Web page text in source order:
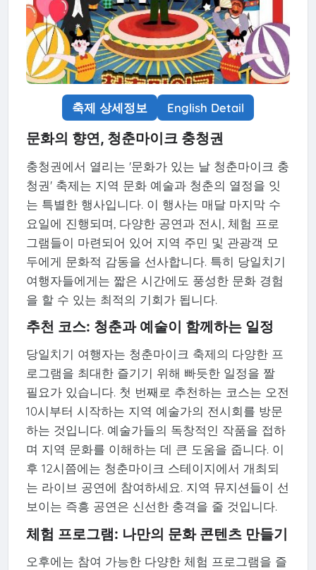
축제 상세정보 English Detail
문화의 향연, 청춘마이크 충청권
충청권에서 열리는 '문화가 있는 날 청춘마이크 충
청권' 축제는 지역 문화 예술과 청춘의 열정을 잇
는 특별한 행사입니다. 이 행사는 매달 마지막 수
요일에 진행되며, 다양한 공연과 전시, 체험 프로
그램들이 마련되어 있어 지역 주민 및 관광객 모
두에게 문화적 감동을 선사합니다. 특히 당일치기
여행자들에게는 짧은 시간에도 풍성한 문화 경험
을 할 수 있는 최적의 기회가 됩니다.
추천 코스: 청춘과 예술이 함께하는 일정
당일치기 여행자는 청춘마이크 축제의 다양한 프
로그램을 최대한 즐기기 위해 빠듯한 일정을 짤
필요가 있습니다. 첫 번째로 추천하는 코스는 오전
10시부터 시작하는 지역 예술가의 전시회를 방문
하는 것입니다. 예술가들의 독창적인 작품을 접하
며 지역 문화를 이해하는 데 큰 도움을 줍니다. 이
후 12시쯤에는 청춘마이크 스테이지에서 개최되
는 라이브 공연에 참여하세요. 지역 뮤지션들이 선
보이는 즉흥 공연은 신선한 충격을 줄 것입니다.
체험 프로그램: 나만의 문화 콘텐츠 만들기
오후에는 참여 가능한 다양한 체험 프로그램을 즐